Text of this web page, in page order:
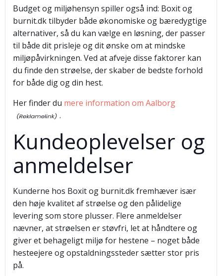
Budget og miljøhensyn spiller også ind: Boxit og
burnit.dk tilbyder både økonomiske og bæredygtige
alternativer, så du kan vælge en løsning, der passer
til både dit prisleje og dit ønske om at mindske
miljøpåvirkningen. Ved at afveje disse faktorer kan
du finde den strøelse, der skaber de bedste forhold
for både dig og din hest.
Her finder du mere information om Aalborg
.
Kundeoplevelser og
anmeldelser
Kunderne hos Boxit og burnit.dk fremhæver især
den høje kvalitet af strøelse og den pålidelige
levering som store plusser. Flere anmeldelser
nævner, at strøelsen er støvfri, let at håndtere og
giver et behageligt miljø for hestene – noget både
hesteejere og opstaldningssteder sætter stor pris
på.